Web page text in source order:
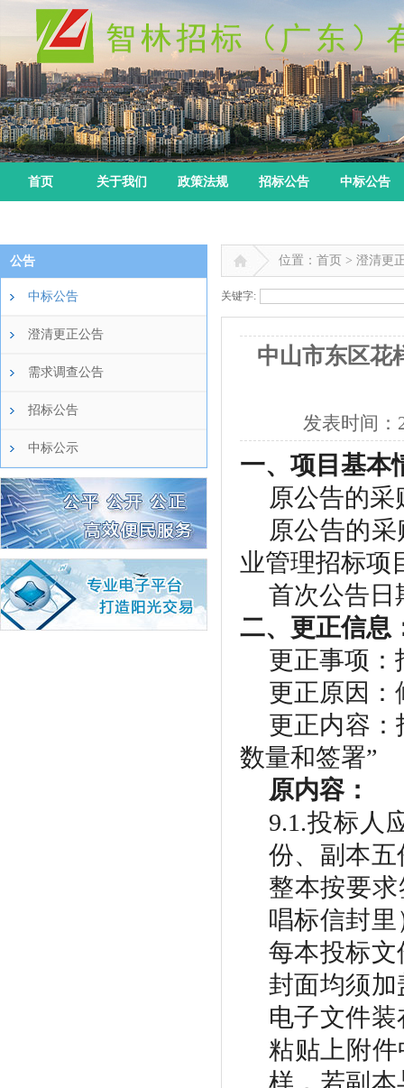
首页 关于我们 政策法规 招标公告 中标公告
公告
中标公告
澄清更正公告
需求调查公告
招标公告
中标公示
位置：首页 > 澄清更
关键字:
中山市东区花
发表时间：
一、项目基本
原公告的
原公告的
业管理招标项
首次公告日
二、更正信息
更正事项：
更正原因：
更正内容：
数量和签署”
原内容：
9.1.投标人
份、副本
整本按要
唱标信封
每本投标
封面均须
电子文件
粘贴上附件
样，若副